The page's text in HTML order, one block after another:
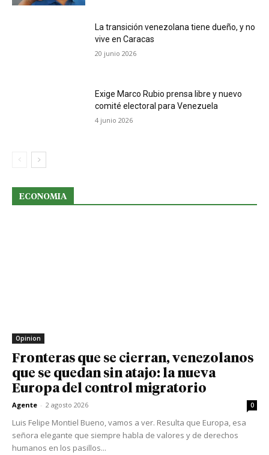
La transición venezolana tiene dueño, y no
vive en Caracas
20 junio 2026
Exige Marco Rubio prensa libre y nuevo
comité electoral para Venezuela
4 junio 2026
ECONOMIA
Opinion
Fronteras que se cierran, venezolanos
que se quedan sin atajo: la nueva
Europa del control migratorio
Agente - 2 agosto 2026 0
Luis Felipe Montiel Bueno, vamos a ver. Resulta que Europa, esa
señora elegante que siempre habla de valores y de derechos
humanos en los pasillos...